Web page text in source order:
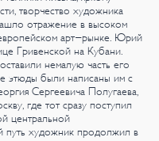
творчество художника
отражение в высоком
арт-рынке. Юрий
Гривенской на Кубани.
немалую часть его
этюды были написаны им с
Сергеевича Полугаева,
где тот сразу поступил
центральной
путь художник продолжил в